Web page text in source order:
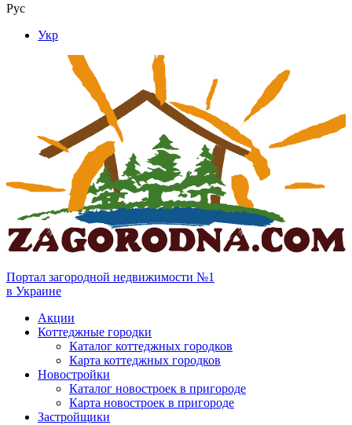
Рус
Укр
Портал загородной недвижимости №1
в Украине
Акции
Коттеджные городки
Каталог коттеджных городков
Карта коттеджных городков
Новостройки
Каталог новостроек в пригороде
Карта новостроек в пригороде
Застройщики